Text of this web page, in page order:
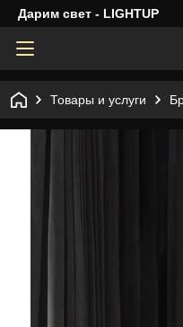
Дарим свет - LIGHTUP
Товары и услуги